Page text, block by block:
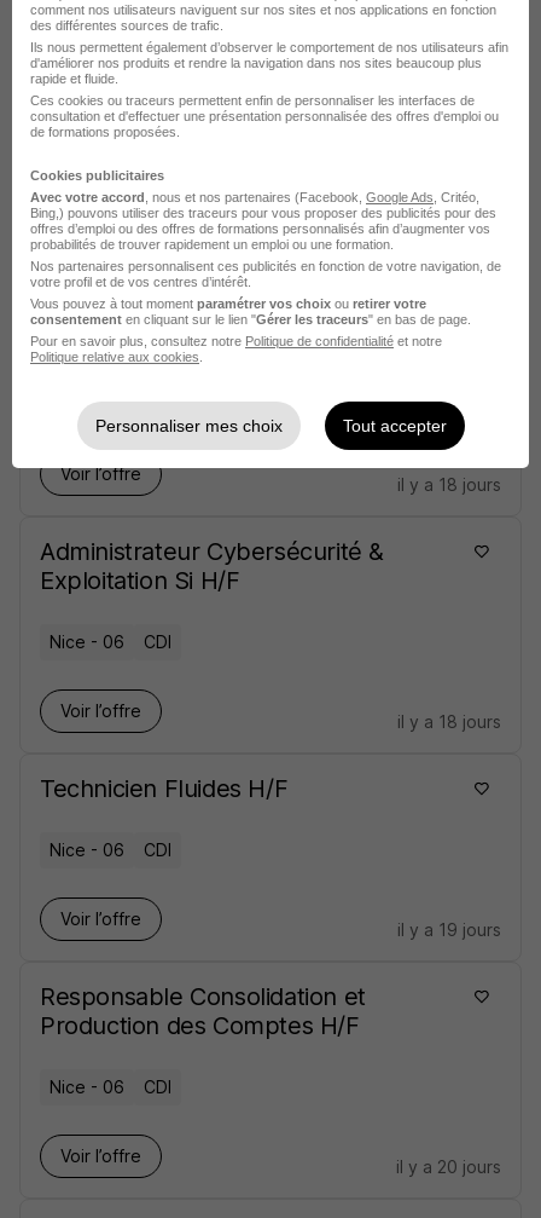
Voir l’offre
il y a 17 jours
Electrotechnicien en Distribution
Électrique - Balisage H/F
Nice - 06 CDI 1 950 € / mois
Voir l’offre
il y a 17 jours
Comptable Trésorerie H/F
Nice - 06 CDI Télétravail occasionnel
Voir l’offre
il y a 18 jours
Administrateur Cybersécurité &
Exploitation Si H/F
Nice - 06 CDI
Voir l’offre
il y a 18 jours
Technicien Fluides H/F
Nice - 06 CDI
Voir l’offre
il y a 19 jours
Responsable Consolidation et
Production des Comptes H/F
Nice - 06 CDI
Voir l’offre
il y a 20 jours
comment nos utilisateurs naviguent sur nos sites et nos applications en fonction
des différentes sources de trafic.
Ils nous permettent également d’observer le comportement de nos utilisateurs afin
d'améliorer nos produits et rendre la navigation dans nos sites beaucoup plus
rapide et fluide.
Ces cookies ou traceurs permettent enfin de personnaliser les interfaces de
consultation et d'effectuer une présentation personnalisée des offres d'emploi ou
de formations proposées.
Cookies publicitaires
Avec votre accord , nous et nos partenaires (Facebook, Google Ads , Critéo,
Bing,) pouvons utiliser des traceurs pour vous proposer des publicités pour des
offres d’emploi ou des offres de formations personnalisés afin d’augmenter vos
probabilités de trouver rapidement un emploi ou une formation.
Nos partenaires personnalisent ces publicités en fonction de votre navigation, de
votre profil et de vos centres d’intérêt.
Vous pouvez à tout moment paramétrer vos choix ou retirer votre
consentement en cliquant sur le lien "Gérer les traceurs" en bas de page.
Pour en savoir plus, consultez notre Politique de confidentialité et notre
Politique relative aux cookies
Personnaliser mes choix Tout accepter